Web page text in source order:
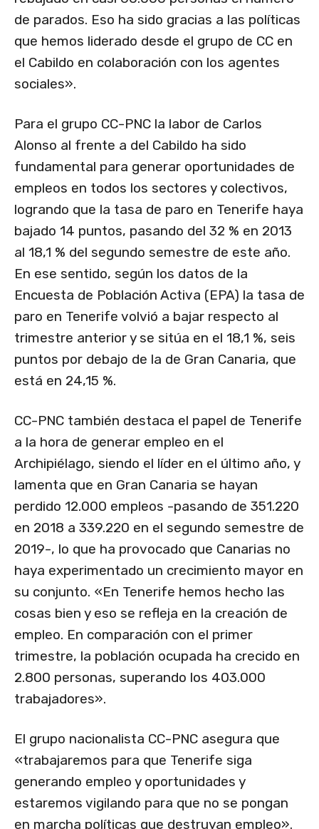
de parados. Eso ha sido gracias a las políticas
que hemos liderado desde el grupo de CC en
el Cabildo en colaboración con los agentes
sociales».
Para el grupo CC-PNC la labor de Carlos
Alonso al frente a del Cabildo ha sido
fundamental para generar oportunidades de
empleos en todos los sectores y colectivos,
logrando que la tasa de paro en Tenerife haya
bajado 14 puntos, pasando del 32 % en 2013
al 18,1 % del segundo semestre de este año.
En ese sentido, según los datos de la
Encuesta de Población Activa (EPA) la tasa de
paro en Tenerife volvió a bajar respecto al
trimestre anterior y se sitúa en el 18,1 %, seis
puntos por debajo de la de Gran Canaria, que
está en 24,15 %.
CC-PNC también destaca el papel de Tenerife
a la hora de generar empleo en el
Archipiélago, siendo el líder en el último año, y
lamenta que en Gran Canaria se hayan
perdido 12.000 empleos -pasando de 351.220
en 2018 a 339.220 en el segundo semestre de
2019-, lo que ha provocado que Canarias no
haya experimentado un crecimiento mayor en
su conjunto. «En Tenerife hemos hecho las
cosas bien y eso se refleja en la creación de
empleo. En comparación con el primer
trimestre, la población ocupada ha crecido en
2.800 personas, superando los 403.000
trabajadores».
El grupo nacionalista CC-PNC asegura que
«trabajaremos para que Tenerife siga
generando empleo y oportunidades y
estaremos vigilando para que no se pongan
en marcha políticas que destruyan empleo».